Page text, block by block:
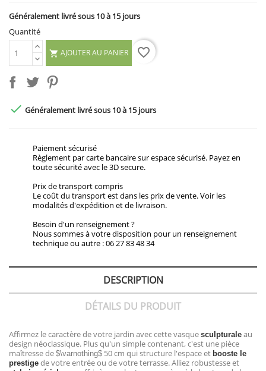
Généralement livré sous 10 à 15 jours
Quantité
 AJOUTER AU PANIER favorite_border
 Généralement livré sous 10 à 15 jours
Paiement sécurisé
Règlement par carte bancaire sur espace sécurisé. Payez en
toute sécurité avec le 3D secure.
Prix de transport compris
Le coût du transport est dans les prix de vente. Voir les
modalités d'expédition et de livraison.
Besoin d'un renseignement ?
Nous sommes à votre disposition pour un renseignement
technique ou autre : 06 27 83 48 34
DESCRIPTION
DÉTAILS DU PRODUIT
Affirmez le caractère de votre jardin avec cette vasque sculpturale au
design néoclassique. Plus qu'un simple contenant, c'est une pièce
maîtresse de $\varnothing$ 50 cm qui structure l'espace et booste le
prestige de votre entrée ou de votre terrasse. Alliez robustesse et